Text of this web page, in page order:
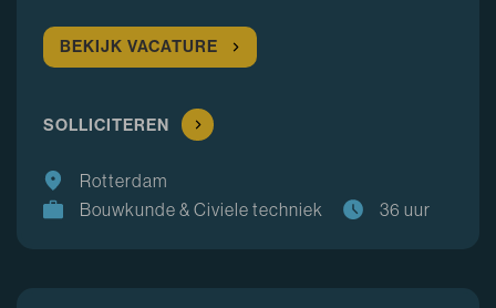
BEKIJK VACATURE
SOLLICITEREN
Rotterdam
Bouwkunde & Civiele techniek
36 uur